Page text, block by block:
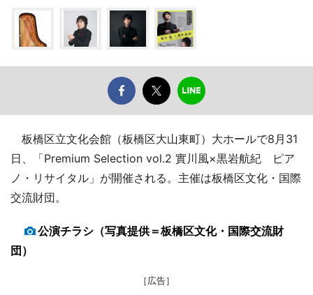
板橋区立文化会館（板橋区大山東町）大ホールで8月31
日、「Premium Selection vol.2 實川風×黒岩航紀 ピア
ノ・リサイタル」が開催される。主催は板橋区文化・国際
交流財団。
公演チラシ（写真提供＝板橋区文化・国際交流財
団）
［広告］